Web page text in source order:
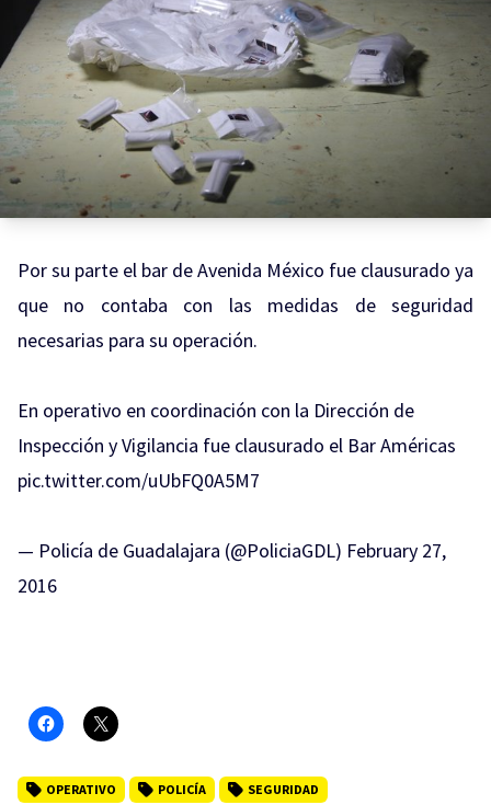
Por su parte el bar de Avenida México fue clausurado ya
que no contaba con las medidas de seguridad
necesarias para su operación.
En operativo en coordinación con la Dirección de
Inspección y Vigilancia fue clausurado el Bar Américas
pic.twitter.com/uUbFQ0A5M7
— Policía de Guadalajara (@PoliciaGDL) February 27,
2016
OPERATIVO POLICÍA SEGURIDAD